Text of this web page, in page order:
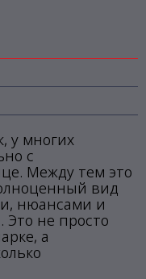
у многих
с
Между тем это
вид
нюансами и
Это не просто
а